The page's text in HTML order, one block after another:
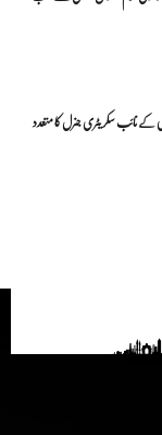
نائب سکریٹری جنرل کا متعدد